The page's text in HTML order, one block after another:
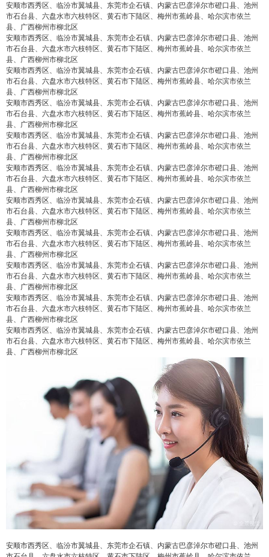
安顺市西秀区、临汾市翼城县、东莞市企石镇、内蒙古巴彦淖尔市磴口县、池州
市石台县、六盘水市六枝特区、黄石市下陆区、梅州市蕉岭县、哈尔滨市依兰
县、广西柳州市柳北区
安顺市西秀区、临汾市翼城县、东莞市企石镇、内蒙古巴彦淖尔市磴口县、池州
市石台县、六盘水市六枝特区、黄石市下陆区、梅州市蕉岭县、哈尔滨市依兰
县、广西柳州市柳北区
安顺市西秀区、临汾市翼城县、东莞市企石镇、内蒙古巴彦淖尔市磴口县、池州
市石台县、六盘水市六枝特区、黄石市下陆区、梅州市蕉岭县、哈尔滨市依兰
县、广西柳州市柳北区
安顺市西秀区、临汾市翼城县、东莞市企石镇、内蒙古巴彦淖尔市磴口县、池州
市石台县、六盘水市六枝特区、黄石市下陆区、梅州市蕉岭县、哈尔滨市依兰
县、广西柳州市柳北区
安顺市西秀区、临汾市翼城县、东莞市企石镇、内蒙古巴彦淖尔市磴口县、池州
市石台县、六盘水市六枝特区、黄石市下陆区、梅州市蕉岭县、哈尔滨市依兰
县、广西柳州市柳北区
安顺市西秀区、临汾市翼城县、东莞市企石镇、内蒙古巴彦淖尔市磴口县、池州
市石台县、六盘水市六枝特区、黄石市下陆区、梅州市蕉岭县、哈尔滨市依兰
县、广西柳州市柳北区
安顺市西秀区、临汾市翼城县、东莞市企石镇、内蒙古巴彦淖尔市磴口县、池州
市石台县、六盘水市六枝特区、黄石市下陆区、梅州市蕉岭县、哈尔滨市依兰
县、广西柳州市柳北区
安顺市西秀区、临汾市翼城县、东莞市企石镇、内蒙古巴彦淖尔市磴口县、池州
市石台县、六盘水市六枝特区、黄石市下陆区、梅州市蕉岭县、哈尔滨市依兰
县、广西柳州市柳北区
安顺市西秀区、临汾市翼城县、东莞市企石镇、内蒙古巴彦淖尔市磴口县、池州
市石台县、六盘水市六枝特区、黄石市下陆区、梅州市蕉岭县、哈尔滨市依兰
县、广西柳州市柳北区
安顺市西秀区、临汾市翼城县、东莞市企石镇、内蒙古巴彦淖尔市磴口县、池州
市石台县、六盘水市六枝特区、黄石市下陆区、梅州市蕉岭县、哈尔滨市依兰
县、广西柳州市柳北区
安顺市西秀区、临汾市翼城县、东莞市企石镇、内蒙古巴彦淖尔市磴口县、池州
市石台县、六盘水市六枝特区、黄石市下陆区、梅州市蕉岭县、哈尔滨市依兰
县、广西柳州市柳北区
安顺市西秀区、临汾市翼城县、东莞市企石镇、内蒙古巴彦淖尔市磴口县、池州
给undefined打赏
2 元 10 元
50 元 自定义
false 付费内容
您没有权限发布内容，请购买会员或者提升权
6位以上